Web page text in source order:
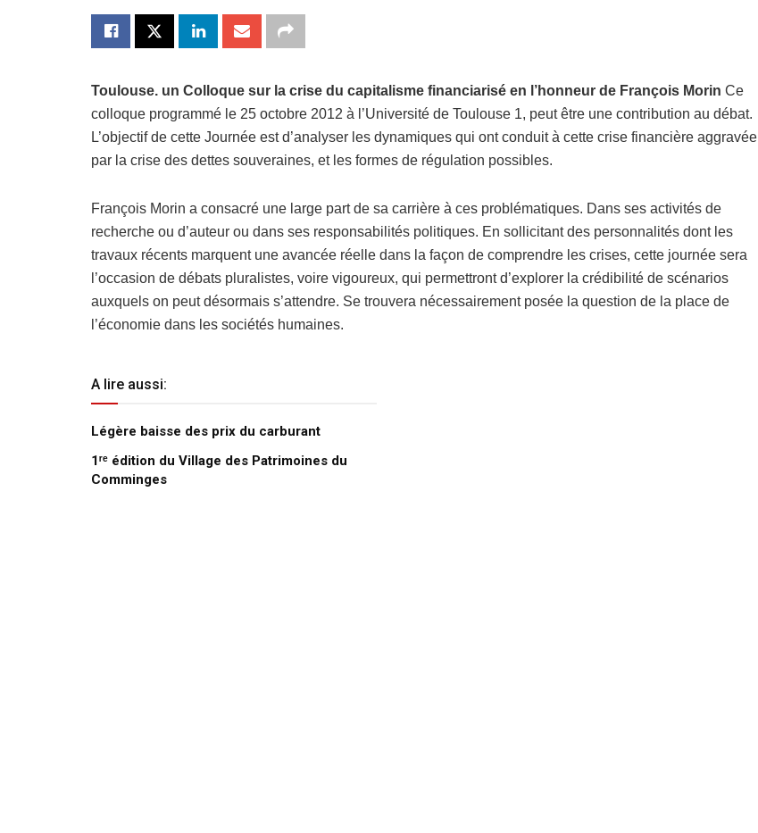
Toulouse. un Colloque sur la crise du capitalisme financiarisé en l’honneur de François Morin Ce
colloque programmé le 25 octobre 2012 à l’Université de Toulouse 1, peut être une contribution au débat.
L’objectif de cette Journée est d’analyser les dynamiques qui ont conduit à cette crise financière aggravée
par la crise des dettes souveraines, et les formes de régulation possibles.
François Morin a consacré une large part de sa carrière à ces problématiques. Dans ses activités de
recherche ou d’auteur ou dans ses responsabilités politiques. En sollicitant des personnalités dont les
travaux récents marquent une avancée réelle dans la façon de comprendre les crises, cette journée sera
l’occasion de débats pluralistes, voire vigoureux, qui permettront d’explorer la crédibilité de scénarios
auxquels on peut désormais s’attendre. Se trouvera nécessairement posée la question de la place de
l’économie dans les sociétés humaines.
A lire aussi:
Légère baisse des prix du carburant
1ʳᵉ édition du Village des Patrimoines du
Comminges